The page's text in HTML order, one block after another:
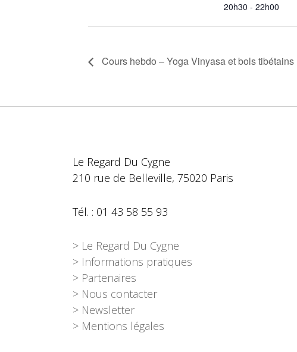
20h30 - 22h00
Cours hebdo – Yoga Vinyasa et bols tibétains
Le Regard Du Cygne
210 rue de Belleville, 75020 Paris
Tél. : 01 43 58 55 93
> Le Regard Du Cygne
> Informations pratiques
> Partenaires
> Nous contacter
> Newsletter
> Mentions légales